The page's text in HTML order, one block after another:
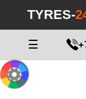
24.ru/html/catalog/
TYRES-
☰